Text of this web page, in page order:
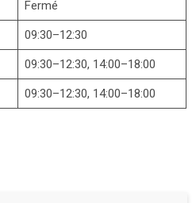
Fermé
09:30–12:30
09:30–12:30, 14:00–18:00
09:30–12:30, 14:00–18:00